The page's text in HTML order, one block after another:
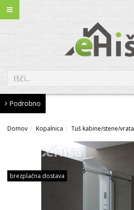
Podrobno
Domov Kopalnica Tuš kabine/stene/vrata
brezplačna dostava